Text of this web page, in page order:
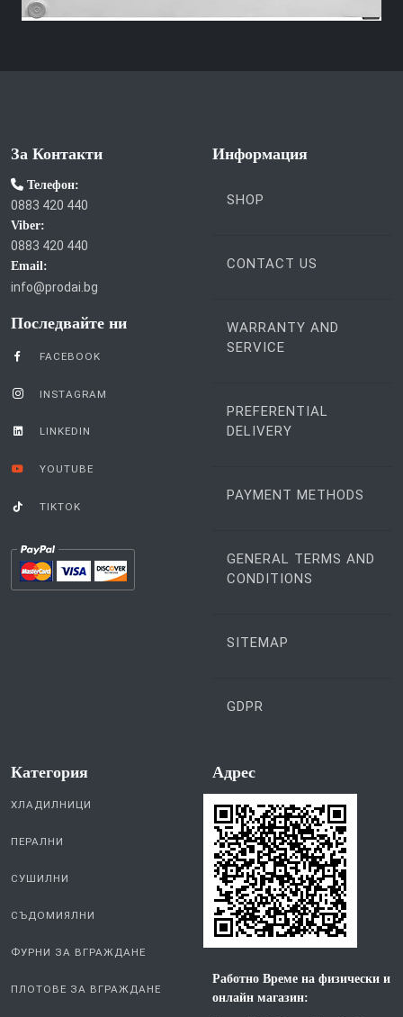
За Контакти
Телефон:
0883 420 440
Viber:
0883 420 440
Email:
info@prodai.bg
Последвайте ни
FACEBOOK
INSTAGRAM
LINKEDIN
YOUTUBE
TIKTOK
Информация
SHOP
CONTACT US
WARRANTY AND
SERVICE
PREFERENTIAL
DELIVERY
PAYMENT METHODS
GENERAL TERMS AND
CONDITIONS
SITEMAP
GDPR
Категория
ХЛАДИЛНИЦИ
ПЕРАЛНИ
СУШИЛНИ
СЪДОМИЯЛНИ
ФУРНИ ЗА ВГРАЖДАНЕ
ПЛОТОВЕ ЗА ВГРАЖДАНЕ
Aдрес
Работно Време на физически и
онлайн магазин: